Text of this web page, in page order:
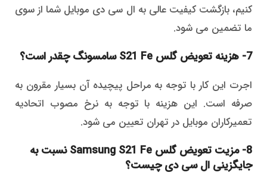
کنیم، بازگشت کیفیت عالی به ال سی دی موبایل شما از سوی
ما تضمین می شود.
7- هزینه تعویض گلس S21 Fe سامسونگ چقدر است؟
اجرت این کار با توجه به مراحل پیچیده آن بسیار مقرون به
صرفه است. این هزینه با توجه به نرخ مصوب اتحادیه
تعمیرکاران موبایل در تهران تعیین می شود.
8- مزیت تعویض گلس Samsung S21 Fe نسبت به
جایگزینی ال سی دی چیست؟